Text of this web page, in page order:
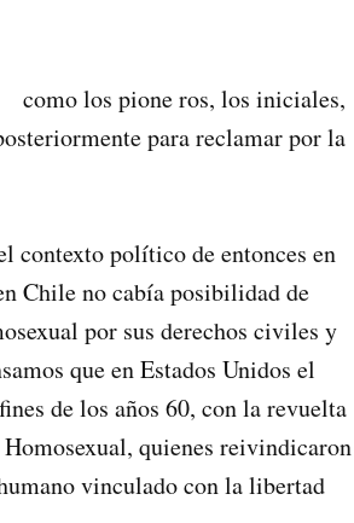
como los pione­ ros, los iniciales,
para reclamar por la
contexto político de entonces en
Chile no cabía posibilidad de
por sus derechos civiles y
que en Estados Unidos el
de los años 60, con la revuelta
quienes reivindicaron
vinculado con la libertad